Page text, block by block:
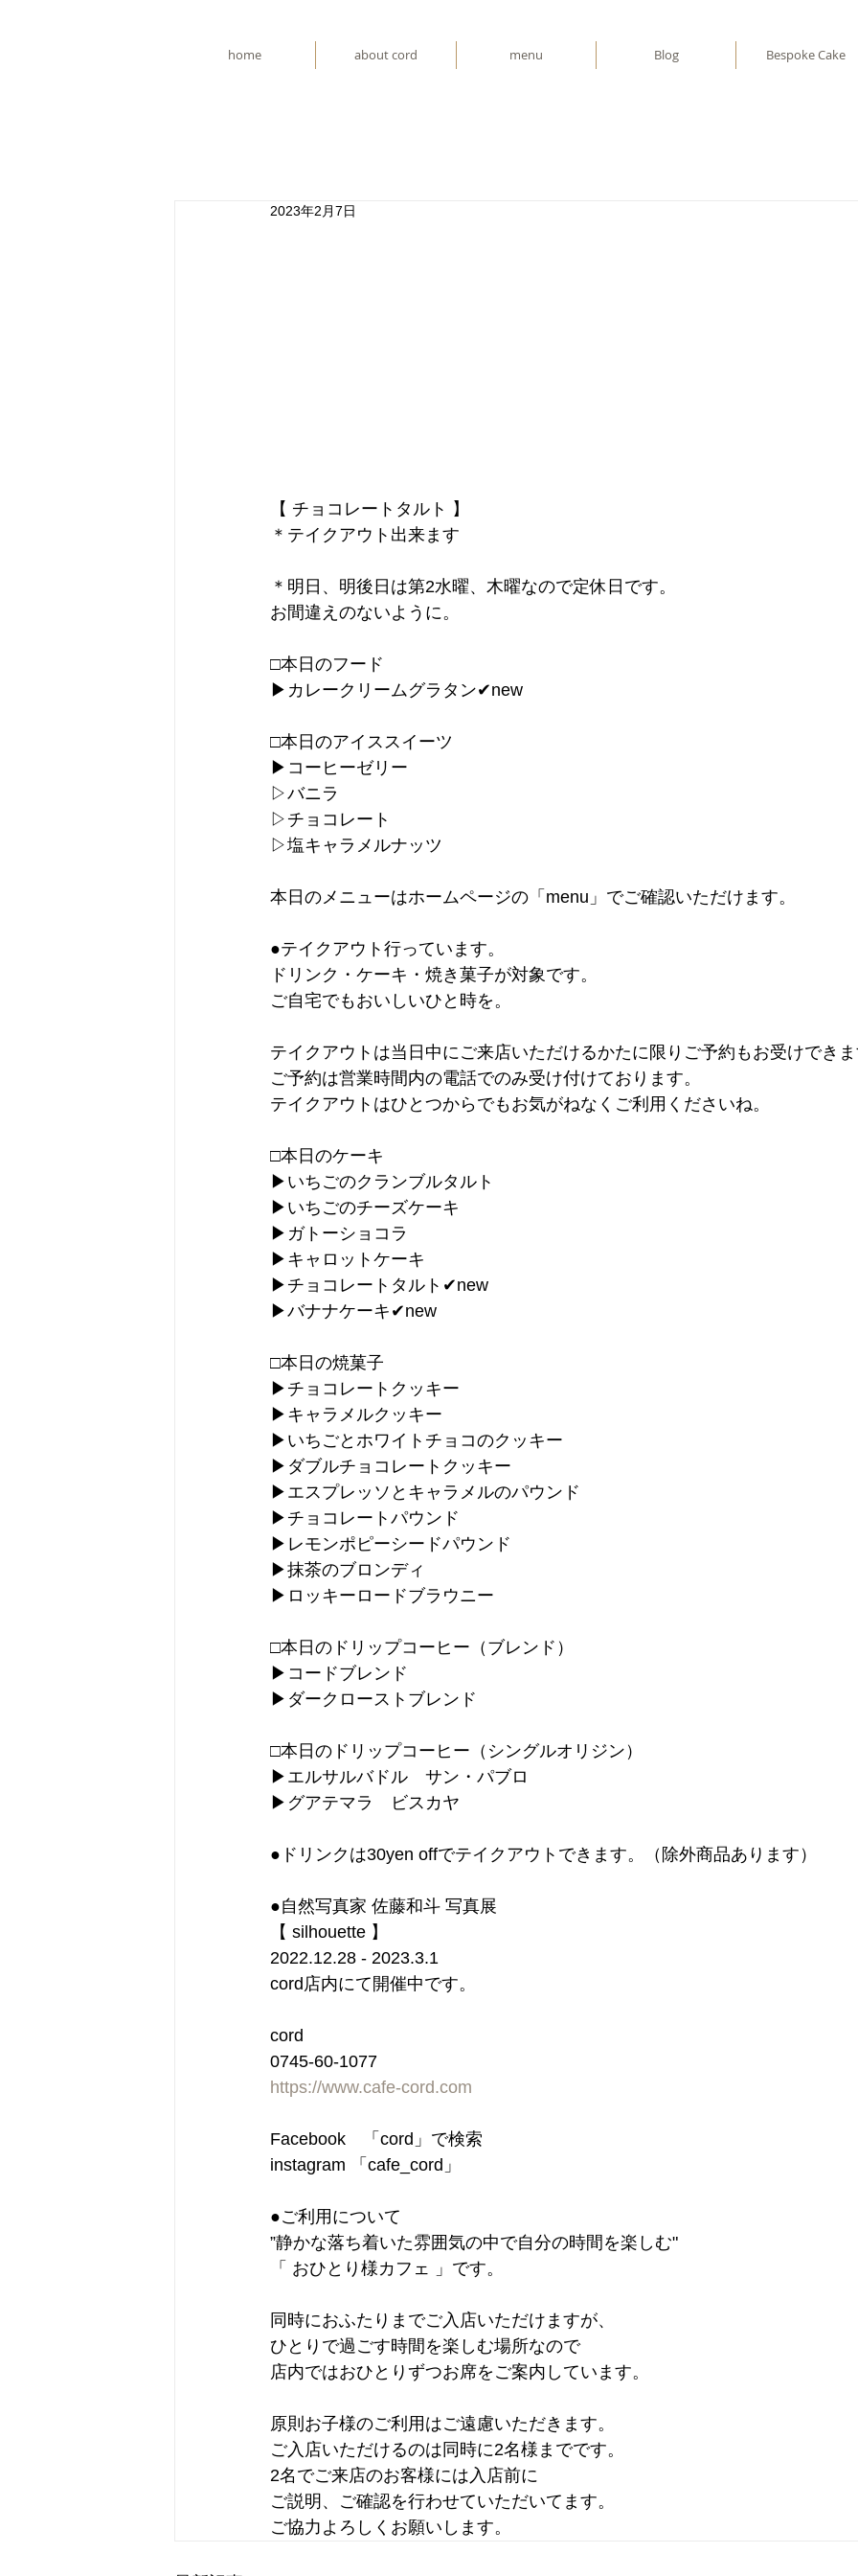
home about cord menu Blog Bespoke Cake
2023年2月7日
【 チョコレートタルト 】
＊テイクアウト出来ます
＊明日、明後日は第2水曜、木曜なので定休日です。
お間違えのないように。
□本日のフード
▶︎カレークリームグラタン✔︎new
□本日のアイススイーツ
▶︎コーヒーゼリー
▷バニラ
▷チョコレート
▷塩キャラメルナッツ
本日のメニューはホームページの「menu」でご確認いただけます。
●テイクアウト行っています。
ドリンク・ケーキ・焼き菓子が対象です。
ご自宅でもおいしいひと時を。
テイクアウトは当日中にご来店いただけるかたに限りご予約もお受けでき
ご予約は営業時間内の電話でのみ受け付けております。
テイクアウトはひとつからでもお気がねなくご利用くださいね。
□本日のケーキ
▶︎いちごのクランブルタルト
▶︎いちごのチーズケーキ
▶︎ガトーショコラ
▶︎キャロットケーキ
▶︎チョコレートタルト✔︎new
▶︎バナナケーキ✔︎new
□本日の焼菓子
▶︎チョコレートクッキー
▶︎キャラメルクッキー
▶︎いちごとホワイトチョコのクッキー
▶︎ダブルチョコレートクッキー
▶︎エスプレッソとキャラメルのパウンド
▶︎チョコレートパウンド
▶︎レモンポピーシードパウンド
▶︎抹茶のブロンディ
▶︎ロッキーロードブラウニー
□本日のドリップコーヒー（ブレンド）
▶︎コードブレンド
▶︎ダークローストブレンド
□本日のドリップコーヒー（シングルオリジン）
▶︎エルサルバドル　サン・パブロ
▶︎グアテマラ　ビスカヤ
●ドリンクは30yen offでテイクアウトできます。（除外商品あります）
●自然写真家 佐藤和斗 写真展
【 silhouette 】
2022.12.28 - 2023.3.1
cord店内にて開催中です。
cord
0745-60-1077
https://www.cafe-cord.com
Facebook　「cord」で検索
instagram 「cafe_cord」
●ご利用について
”静かな落ち着いた雰囲気の中で自分の時間を楽しむ"
「 おひとり様カフェ 」です。
同時におふたりまでご入店いただけますが、
ひとりで過ごす時間を楽しむ場所なので
店内ではおひとりずつお席をご案内しています。
原則お子様のご利用はご遠慮いただきます。
ご入店いただけるのは同時に2名様までです。
2名でご来店のお客様には入店前に
ご説明、ご確認を行わせていただいてます。
ご協力よろしくお願いします。